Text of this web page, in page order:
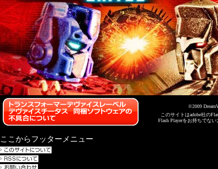
©2009
このサイトはadobe社の
Flash Playerをお持ちでな
ここからフッターメニュー